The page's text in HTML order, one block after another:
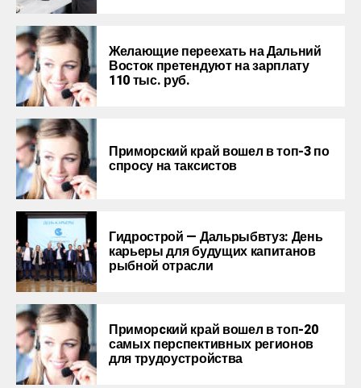
Желающие переехать на Дальний
Восток претендуют на зарплату
110 тыс. руб.
Приморский край вошел в топ-3 по
спросу на таксистов
Гидрострой — Дальрыбвтуз: День
карьеры для будущих капитанов
рыбной отрасли
Приморcкий край вошел в топ-20
самых перспективных регионов
для трудоустройства